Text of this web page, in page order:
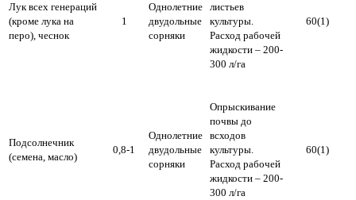
Лук всех генераций
(кроме лука на
перо), чеснок
1
Однолетние
двудольные
сорняки
листьев
культуры.
Расход рабочей
жидкости – 200-
300 л/га
60(1)
Подсолнечник
(семена, масло)
0,8-1
Однолетние
двудольные
сорняки
Опрыскивание
почвы до
всходов
культуры.
Расход рабочей
жидкости – 200-
300 л/га
60(1)